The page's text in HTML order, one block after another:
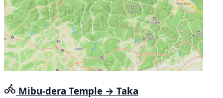
Mibu-dera Temple → Taka